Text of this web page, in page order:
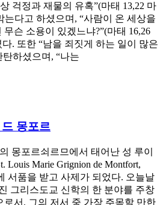
걱정과 재물의 유혹”(마태 13,22 마
는다고 하셨으며, “사람이 온 세상을
슨 소용이 있겠느냐?”(마태 16,26
다. 또한 “남을 죄짓게 하는 일이 많은
탄하셨으며, “나는
몽포르
몽포르쇠르므에서 태어난 성 루이
Louis Marie Grignion de Montfort,
서품을 받고 사제가 되었다. 오늘날
그리스도교 신학의 한 분야를 주창
로서, 그의 저서 중 가장 주목할 만한